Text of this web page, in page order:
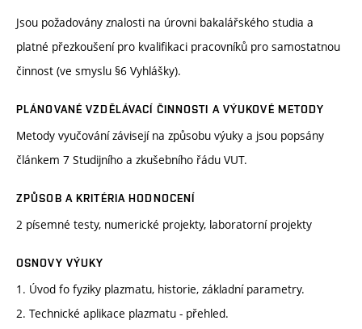
Jsou požadovány znalosti na úrovni bakalářského studia a
platné přezkoušení pro kvalifikaci pracovníků pro samostatnou
činnost (ve smyslu §6 Vyhlášky).
PLÁNOVANÉ VZDĚLÁVACÍ ČINNOSTI A VÝUKOVÉ METODY
Metody vyučování závisejí na způsobu výuky a jsou popsány
článkem 7 Studijního a zkušebního řádu VUT.
ZPŮSOB A KRITÉRIA HODNOCENÍ
2 písemné testy, numerické projekty, laboratorní projekty
OSNOVY VÝUKY
1. Úvod fo fyziky plazmatu, historie, základní parametry.
2. Technické aplikace plazmatu - přehled.